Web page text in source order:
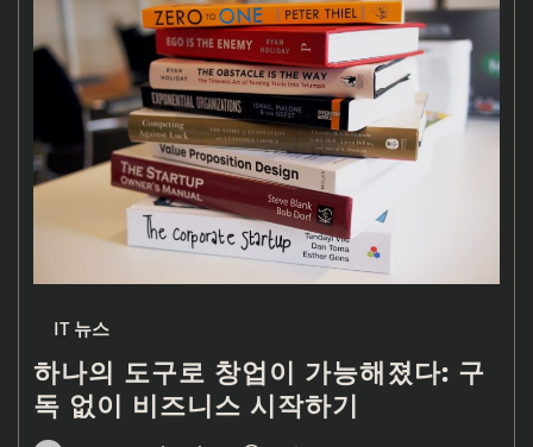
IT 뉴스
하나의 도구로 창업이 가능해졌다: 구
독 없이 비즈니스 시작하기